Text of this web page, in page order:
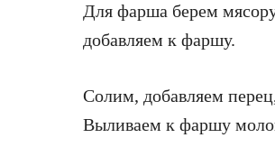
Для фарша берем
добавляем к фаршу.
Солим, добавляем
Выливаем к фаршу